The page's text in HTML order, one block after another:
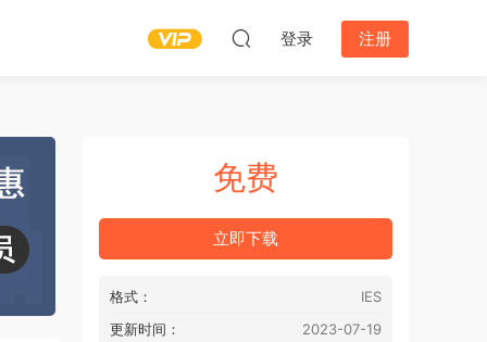
登录 注册
免费
立即下载
格式：
IES
更新时间：
2023-07-19